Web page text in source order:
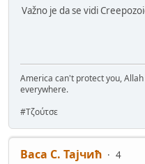
Važno je da se vidi
America can't protect you,
everywhere.
#Τζούτσε
Васа С. Тајчић
4